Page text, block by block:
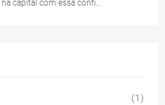
capital com essa confi...
(1)